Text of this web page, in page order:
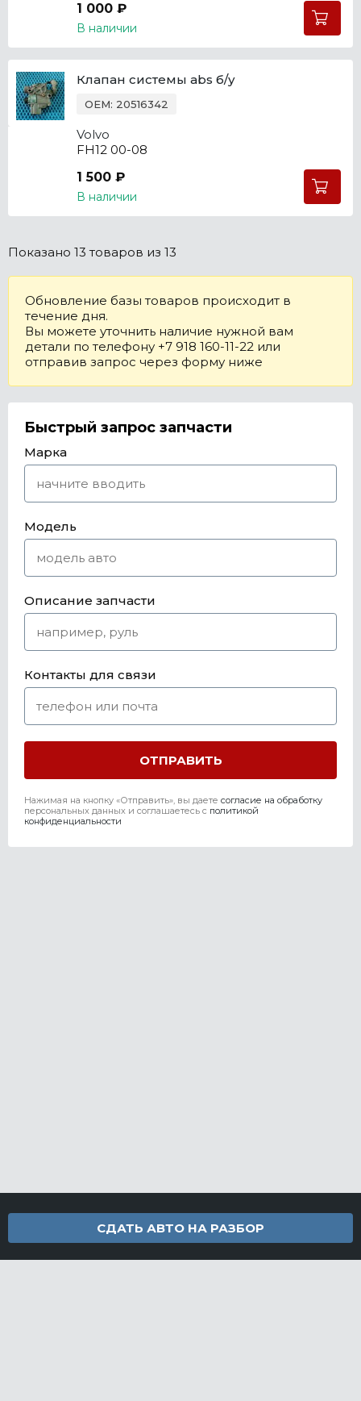
1 000 ₽
В наличии
Клапан системы abs б/у
OEM: 20516342
Volvo
FH12 00-08
1 500 ₽
В наличии
Показано 13 товаров из 13
Обновление базы товаров происходит в
течение дня.
Вы можете уточнить наличие нужной вам
детали по телефону +7 918 160-11-22 или
отправив запрос через форму ниже
Быстрый запрос запчасти
Марка
Модель
Описание запчасти
Контакты для связи
Нажимая на кнопку «Отправить», вы даете согласие на обработку
персональных данных и соглашаетесь c политикой
конфиденциальности
СДАТЬ АВТО НА РАЗБОР